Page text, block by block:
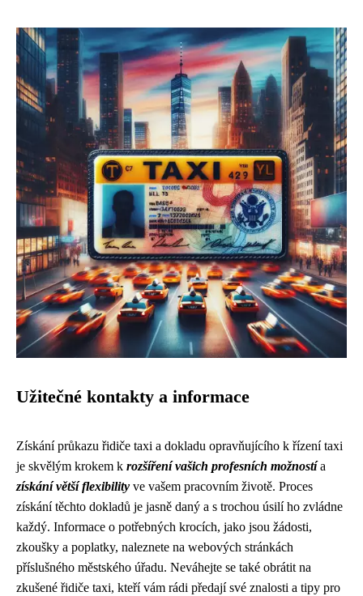
Užitečné kontakty a informace
Získání průkazu řidiče taxi a dokladu opravňujícího k řízení taxi
je skvělým krokem k rozšíření vašich profesních možnostía
získání větší flexibility ve vašem pracovním životě. Proces
získání těchto dokladů je jasně daný a s trochou úsilí ho zvládne
každý. Informace o potřebných krocích, jako jsou žádosti,
zkoušky a poplatky, naleznete na webových stránkách
příslušného městského úřadu. Neváhejte se také obrátit na
zkušené řidiče taxi, kteří vám rádi předají své znalosti a tipy pro